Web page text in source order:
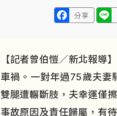
分享
【記者曾伯愷／新北報導
車禍。一對年過75歲夫妻
雙腿遭輾斷肢，夫幸運僅
事故原因及責任歸屬，有